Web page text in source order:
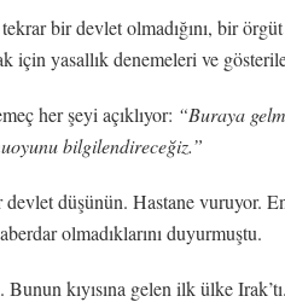
bir devlet olmadığını, bir
yasallık denemeleri ve
her şeyi açıklıyor: “Buraya
bilgilendireceğiz.”
düşünün. Hastane vuruyor.
olmadıklarını duyurmuştu.
kıyısına gelen ilk ülke